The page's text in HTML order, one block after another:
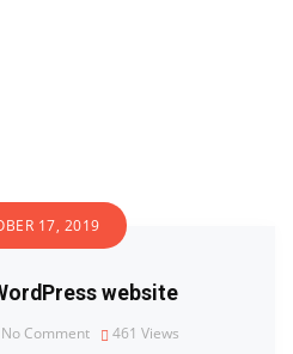
17, 2019
website
No Comment 461 Views